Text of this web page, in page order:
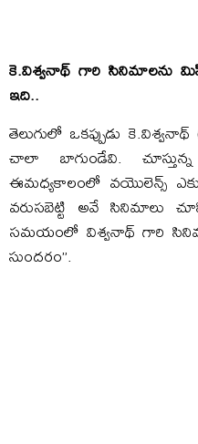
కె.విశ్వనాథ్ గారి సినిమాలను
ఇది..
తెలుగులో ఒకప్పుడు కె.విశ్వనాథ్
చాలా బాగుండేవి. చూస్తున్న
ఈమధ్యకాలంలో వయొలెన్స్
వరుసబెట్టి అవే
సమయంలో విశ్వనాథ్ గారి
సుందరం”.